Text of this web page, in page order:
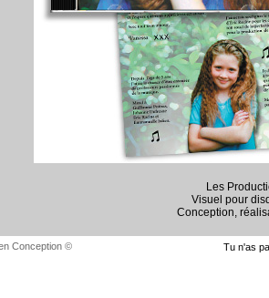
Les
Visuel pour
Conception,
Conception © Tu n'as